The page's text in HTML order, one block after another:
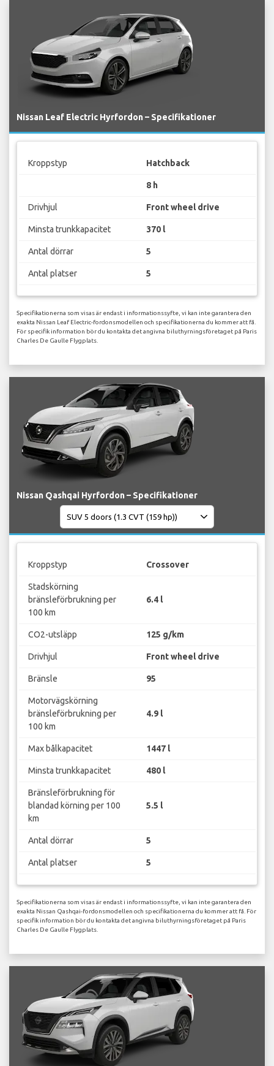
Nissan Leaf Electric Hyrfordon – Specifikationer
Kroppstyp Hatchback
8 h
Drivhjul Front wheel drive
Minsta trunkkapacitet 370 l
Antal dörrar 5
Antal platser 5
Specifikationerna som visas är endast i informationssyfte, vi kan inte garantera den
exakta Nissan Leaf Electric-fordonsmodellen och specifikationerna du kommer att få.
För specifik information bör du kontakta det angivna biluthyrningsföretaget på Paris
Charles De Gaulle Flygplats.
Nissan Qashqai Hyrfordon – Specifikationer
Kroppstyp Crossover
Stadskörning
bränsleförbrukning per
100 km
6.4 l
CO2-utsläpp 125 g/km
Drivhjul Front wheel drive
Bränsle 95
Motorvägskörning
bränsleförbrukning per
100 km
4.9 l
Max bålkapacitet 1447 l
Minsta trunkkapacitet 480 l
Bränsleförbrukning för
blandad körning per 100
km
5.5 l
Antal dörrar 5
Antal platser 5
Specifikationerna som visas är endast i informationssyfte, vi kan inte garantera den
exakta Nissan Qashqai-fordonsmodellen och specifikationerna du kommer att få. För
specifik information bör du kontakta det angivna biluthyrningsföretaget på Paris
Charles De Gaulle Flygplats.